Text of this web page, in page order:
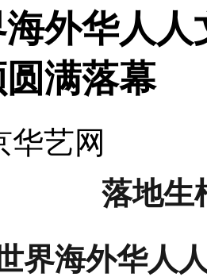
外华人
满落幕
华艺网
落地生
海外华人